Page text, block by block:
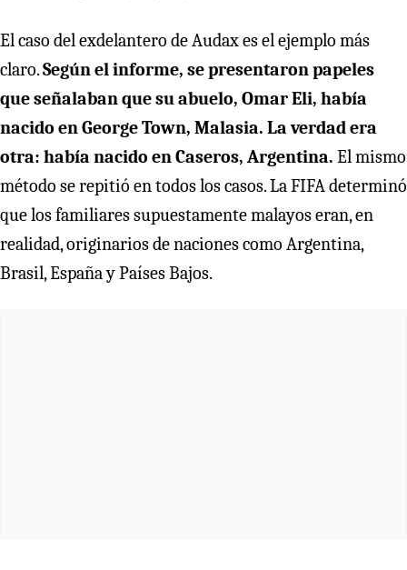
El caso del exdelantero de Audax es el ejemplo más
claro.Según el informe, se presentaron papeles
que señalaban que su abuelo, Omar Eli, había
nacido en George Town, Malasia. La verdad era
otra: había nacido en Caseros, Argentina. El mismo
método se repitió en todos los casos. La FIFA determinó
que los familiares supuestamente malayos eran, en
realidad, originarios de naciones como Argentina,
Brasil, España y Países Bajos.